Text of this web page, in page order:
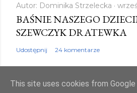
Autor: Dominika Strzelecka
BAŚNIE NASZEGO
SZEWCZYK DRATEWKA
Udostępnij 24 komentarze
This site uses cookies from